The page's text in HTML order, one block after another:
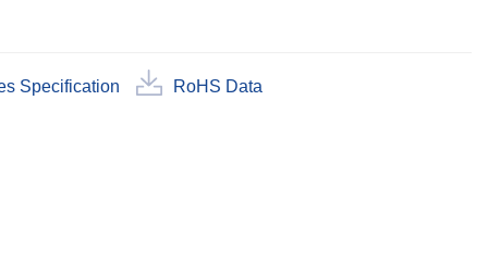
Specification RoHS Data